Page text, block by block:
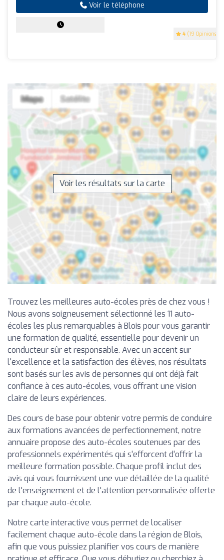
4 (19 Opinions)
Voir le téléphone
Voir les résultats sur la carte
Trouvez les meilleures auto-écoles près de chez vous !
Nous avons soigneusement sélectionné les 11 auto-
écoles les plus remarquables à Blois pour vous garantir
une formation de qualité, essentielle pour devenir un
conducteur sûr et responsable. Avec un accent sur
l'excellence et la satisfaction des élèves, nos résultats
sont basés sur les avis de personnes qui ont déjà fait
confiance à ces auto-écoles, vous offrant une vision
claire de leurs expériences.
Des cours de base pour obtenir votre permis de conduire
aux formations avancées de perfectionnement, notre
annuaire propose des auto-écoles soutenues par des
professionnels expérimentés qui s'efforcent d'offrir la
meilleure formation possible. Chaque profil inclut des
avis qui vous fournissent une vue détaillée de la qualité
de l'enseignement et de l'attention personnalisée offerte
par chaque auto-école.
Notre carte interactive vous permet de localiser
facilement chaque auto-école dans la région de Blois,
afin que vous puissiez planifier vos cours de manière